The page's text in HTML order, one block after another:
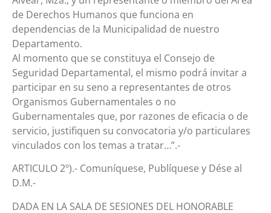
de Derechos Humanos que funciona en
dependencias de la Municipalidad de nuestro
Departamento.
Al momento que se constituya el Consejo de
Seguridad Departamental, el mismo podrá invitar a
participar en su seno a representantes de otros
Organismos Gubernamentales o no
Gubernamentales que, por razones de eficacia o de
servicio, justifiquen su convocatoria y/o particulares
vinculados con los temas a tratar…”.-
ARTICULO 2º).- Comuníquese, Publíquese y Dése al
D.M.-
DADA EN LA SALA DE SESIONES DEL HONORABLE